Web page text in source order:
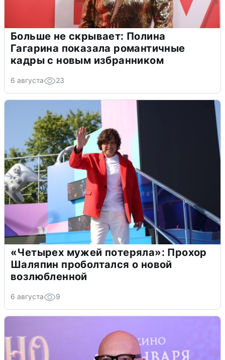
Больше не скрывает: Полина
Гагарина показала романтичные
кадры с новым избранником
6 августа 23
«Четырех мужей потеряла»: Прохор
Шаляпин проболтался о новой
возлюбленной
6 августа 9